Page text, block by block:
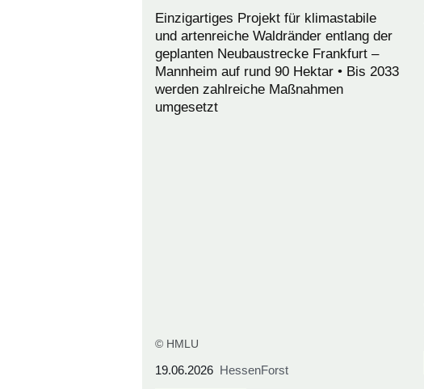
Einzigartiges Projekt für klimastabile
und artenreiche Waldränder entlang der
geplanten Neubaustrecke Frankfurt –
Mannheim auf rund 90 Hektar • Bis 2033
werden zahlreiche Maßnahmen
umgesetzt
© HMLU
19.06.2026 HessenForst